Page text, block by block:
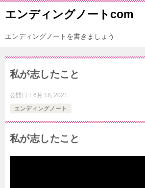
エンディングノートcom
エンディングノートを書きましょう
私が志したこと
公開日： 6月 18, 2021
エンディングノート
私が志したこと